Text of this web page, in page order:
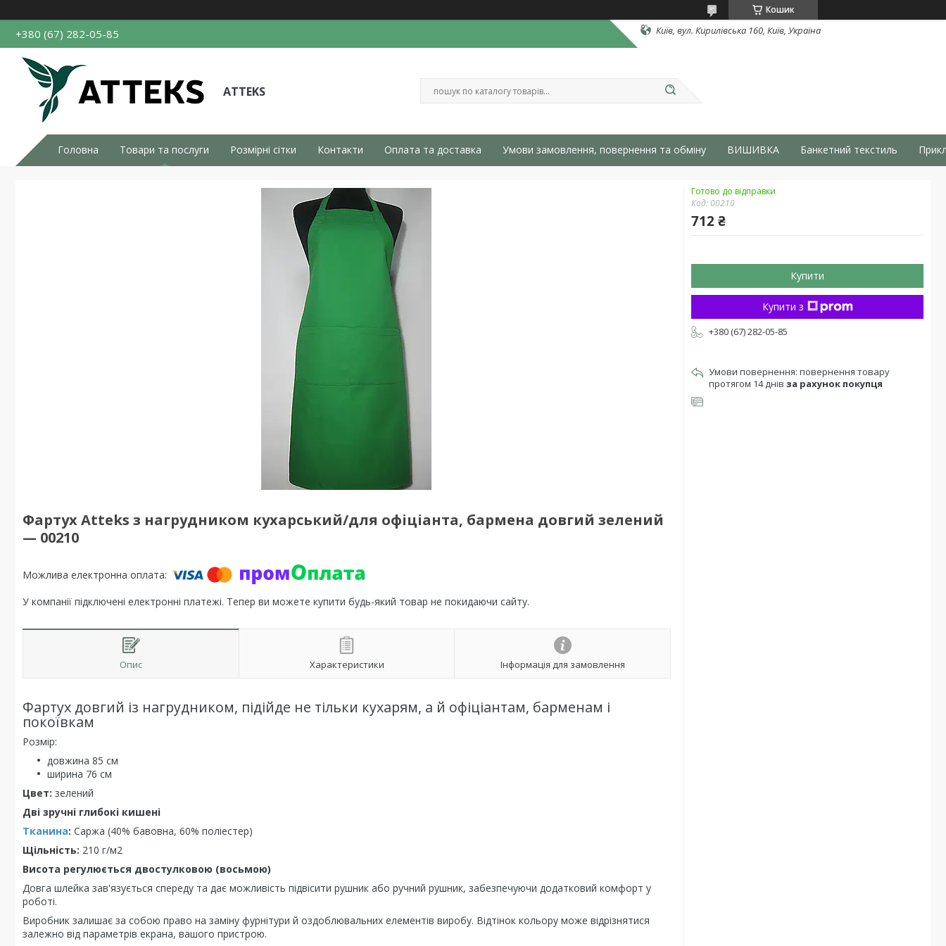
Кошик
+380 (67) 282-05-85 Київ, вул. Кирилівська 160, Київ, Україна
ATTEKS
Головна Товари та послуги Розмірні сітки Контакти Оплата та доставка Умови замовлення, повернення та обміну ВИШИВКА Банкетний текстиль
Фартух Atteks з нагрудником кухарський/для офіціанта, бармена довгий зелений
— 00210
У компанії підключені електронні платежі. Тепер ви можете купити будь-який товар не покидаючи сайту.
Опис Характеристики Інформація для замовлення
Фартух довгий із нагрудником, підійде не тільки кухарям, а й офіціантам, барменам і
покоївкам
Розмір:
довжина 85 см
ширина 76 см
Цвет: зелений
Дві зручні глибокі кишені
Тканина: Саржа (40% бавовна, 60% поліестер)
Щільність: 210 г/м2
Висота регулюється двостулковою (восьмою)
Довга шлейка зав'язується спереду та дає можливість підвісити рушник або ручний рушник, забезпечуючи додатковий комфорт у
роботі.
Виробник залишає за собою право на заміну фурнітури й оздоблювальних елементів виробу. Відтінок кольору може відрізнятися
залежно від параметрів екрана, вашого пристрою.
Готово до відправки
Код: 00210
712 ₴
Купити
Купити з
+380 (67) 282-05-85
повернення товару
протягом 14 днів за рахунок покупця